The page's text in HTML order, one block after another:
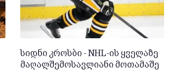
სიდნი კროსბი - NHL-ის ყველაზე
მაღალშემოსავლიანი მოთამაშე